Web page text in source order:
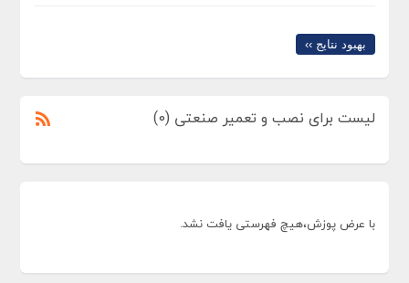
بهبود نتایج ››
لیست برای نصب و تعمیر صنعتی (0)
با عرض پوزش،هیچ فهرستی یافت نشد.